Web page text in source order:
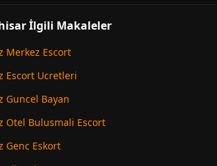
İlgili Makaleler
Merkez Escort
Escort Ucretleri
Guncel Bayan
Otel Bulusmali Escort
Genc Eskort